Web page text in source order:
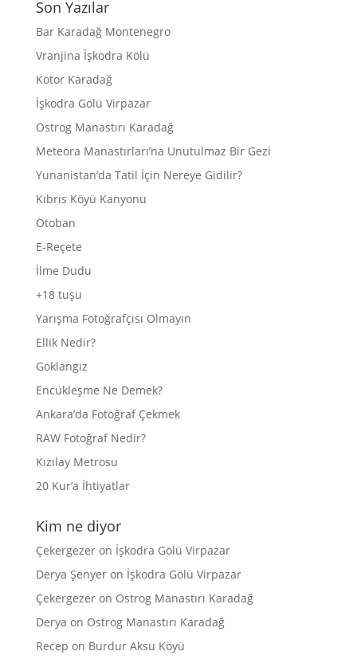
Son Yazılar
Bar Karadağ Montenegro
Vranjina İşkodra Kölü
Kotor Karadağ
İşkodra Gölü Virpazar
Ostrog Manastırı Karadağ
Meteora Manastırları’na Unutulmaz Bir Gezi
Yunanistan’da Tatil İçin Nereye Gidilir?
Kıbrıs Köyü Kanyonu
Otoban
E-Reçete
İlme Dudu
+18 tuşu
Yarışma Fotoğrafçısı Olmayın
Ellik Nedir?
Goklangız
Encükleşme Ne Demek?
Ankara’da Fotoğraf Çekmek
RAW Fotoğraf Nedir?
Kızılay Metrosu
20 Kur’a İhtiyatlar
Kim ne diyor
Çekergezeron İşkodra Gölü Virpazar
Derya Şenyeron İşkodra Gölü Virpazar
Çekergezeron Ostrog Manastırı Karadağ
Derya on Ostrog Manastırı Karadağ
Recep on Burdur Aksu Köyü